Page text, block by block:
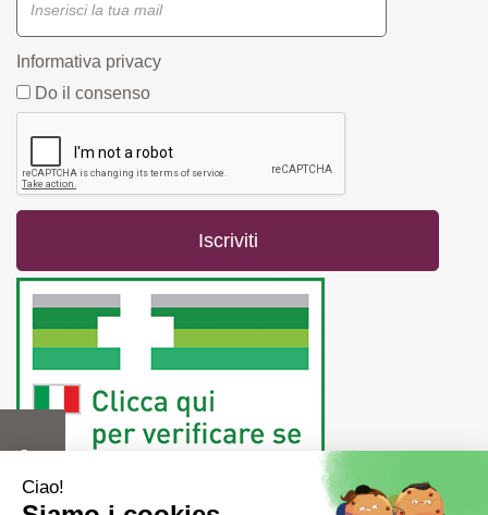
Informativa privacy
Do il consenso